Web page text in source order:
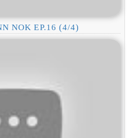
NOK EP.16 (4/4)